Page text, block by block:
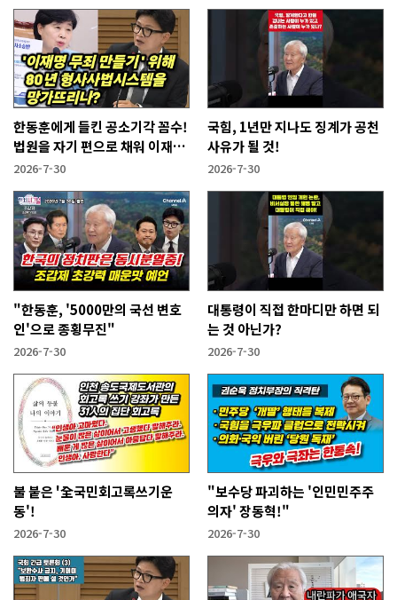
한동훈에게 들킨 공소기각 꼼수!
법원을 자기 편으로 채워 이재명
사건 없애겠다는 것
2026-7-30
국힘, 1년만 지나도 징계가 공천
사유가 될 것!
2026-7-30
"한동훈, '5000만의 국선 변호
인'으로 종횡무진"
2026-7-30
대통령이 직접 한마디만 하면 되
는 것 아닌가?
2026-7-30
불 붙은 '全국민회고록쓰기운
동'!
2026-7-30
"보수당 파괴하는 '인민민주주
의자' 장동혁!"
2026-7-30